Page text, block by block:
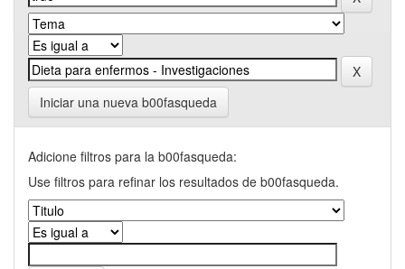
Iniciar una nueva b00fasqueda
Adicione filtros para la b00fasqueda:
Use filtros para refinar los resultados de b00fasqueda.